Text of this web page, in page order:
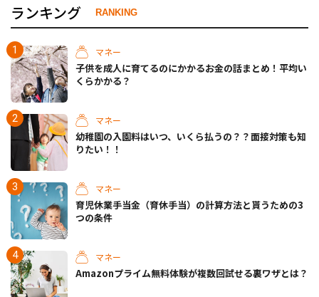
ランキング RANKING
マネー
子供を成人に育てるのにかかるお金の話まとめ！平均い
くらかかる？
マネー
幼稚園の入園料はいつ、いくら払うの？？面接対策も知
りたい！！
マネー
育児休業手当金（育休手当）の計算方法と貰うための3
つの条件
マネー
Amazonプライム無料体験が複数回試せる裏ワザとは？